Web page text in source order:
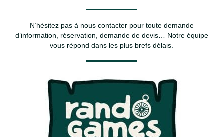
N’hésitez pas à nous contacter pour toute demande
d’information, réservation, demande de devis… Notre équipe
vous répond dans les plus brefs délais.